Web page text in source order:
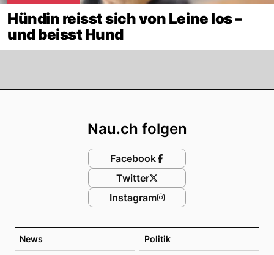
Hündin reisst sich von Leine los –
und beisst Hund
News Politik
Nau.ch folgen
Facebook
Twitter
Instagram